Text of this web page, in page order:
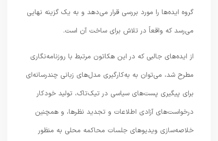
گروه ایده‌ها را مورد بررسی قرار می‌دهد و به یک گزینه نهایی
می‌رسد که واقعاً در تلاش برای ساخت آن است.
از ایده‌های جالبی که در این هکاتون مرتبط با روزنامه‌نگاری
مطرح شد، می‌توان به به‌کارگیری مدل‌های زبانی چندرسانه‌ای
برای پیگیری پست‌های سیاسی در تیک‌تاک، تولید خودکار
درخواست‌های آزادی اطلاعات و تجدید نظرها، و همچنین
خلاصه‌سازی ویدیوهای جلسات محاکمه محلی به منظور